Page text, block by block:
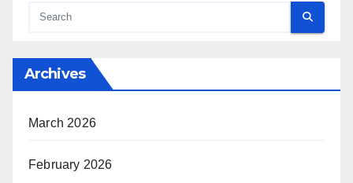
Archives
March 2026
February 2026